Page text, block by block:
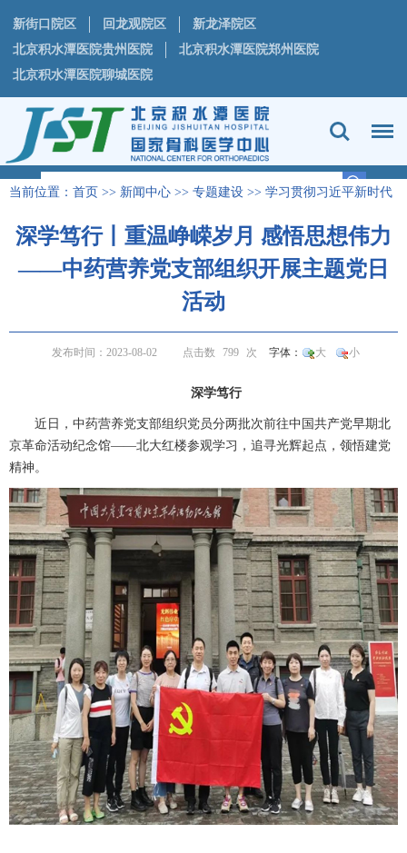
新街口院区 回龙观院区
新龙泽院区
北京积水潭医院贵州医院
北京积水潭医院郑州医院
北京积水潭医院聊城医院
当前位置： 首页 >> 新闻中心 >> 专题建设 >> 学习贯彻习近平新时代
深学笃行丨重温峥嵘岁月 感悟思想伟力
——中药营养党支部组织开展主题党日
活动
发布时间：2023-08-02 点击数 799 次 字体： 大 小
深学笃行
近日，中药营养党支部组织党员分两批次前往中国共产党早期北
京革命活动纪念馆——北大红楼参观学习，追寻光辉起点，领悟建党
精神。